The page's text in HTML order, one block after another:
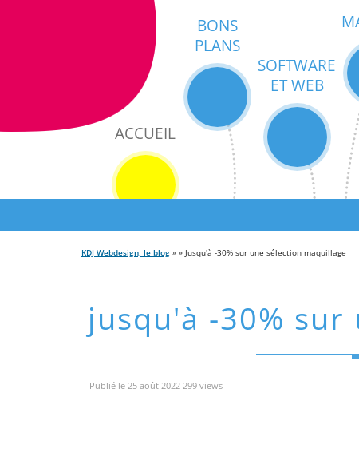
ACCUEIL
BONS
PLANS
SOFTWARE
ET WEB
KDJ Webdesign, le blog » » Jusqu'à -30% sur une sélection maquillage
jusqu'à -30%
Publié le 25 août 2022 299 views